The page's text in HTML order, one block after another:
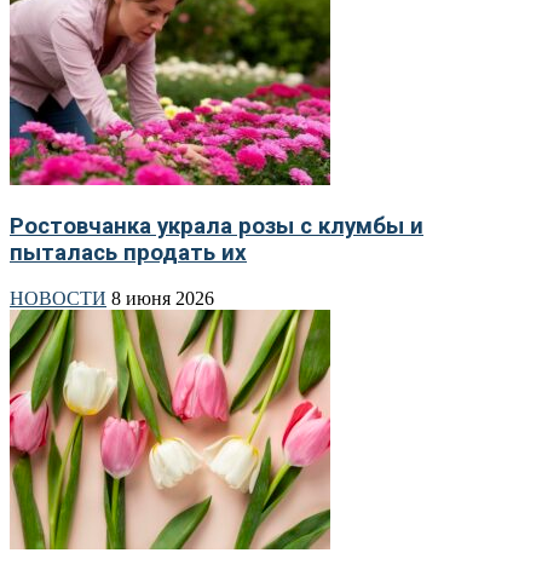
Ростовчанка украла розы с клумбы и
пыталась продать их
НОВОСТИ 8 июня 2026